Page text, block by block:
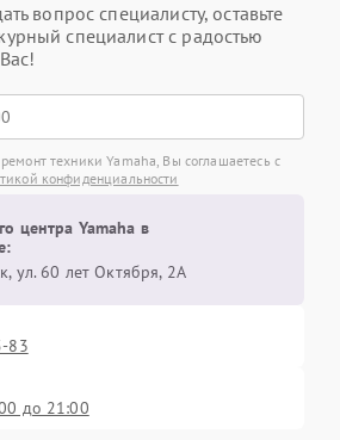
вопрос специалисту, оставьте
специалист с радостью
техники Yamaha, Вы соглашаетесь с
конфиденциальности
центра Yamaha в
ул. 60 лет Октября, 2А
83
до 21:00